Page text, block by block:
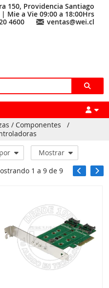
150, Providencia Santiago
Mie a Vie 09:00 a 18:00Hrs
4600
ventas@wei.cl
/ Componentes
/
Mostrar
1 a 9de 9